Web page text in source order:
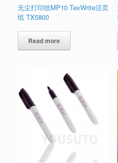
无尘打印纸MP10 TexWrite活页
纸 TX5800
Read more